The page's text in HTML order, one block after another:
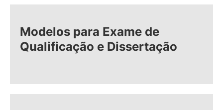
Modelos para Exame de
Qualificação e Dissertação